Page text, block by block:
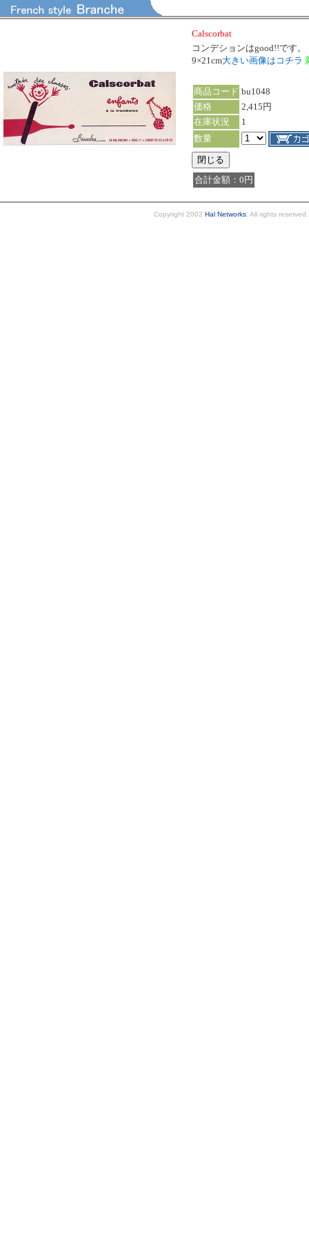
Calscorbat
コンデションはgood!!です。
9×21cm大きい画像はコチラ
商品コード bu1048
価格
2,415円
在庫状況
1
数量
合計金額：0円
Copyright 2002 Hal Networks . All rights